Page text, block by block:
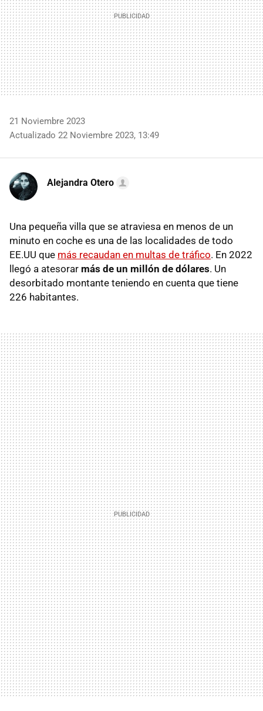
21 Noviembre 2023
Actualizado 22 Noviembre 2023, 13:49
Alejandra Otero
Una pequeña villa que se atraviesa en menos de un
minuto en coche es una de las localidades de todo
EE.UU que más recaudan en multas de tráfico. En 2022
llegó a atesorar más de un millón de dólares. Un
desorbitado montante teniendo en cuenta que tiene
226 habitantes.